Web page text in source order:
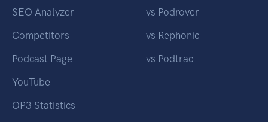
SEO Analyzer
Competitors
Podcast Page
YouTube
OP3 Statistics
vs Podrover
vs Rephonic
vs Podtrac